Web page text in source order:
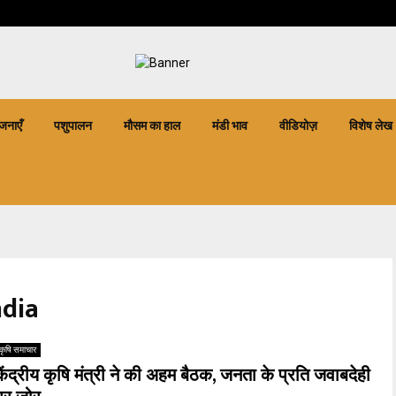
पशुपालन मौसम का हाल मंडी भाव वीडियोज़ विशेष लेख
कृषि समाचार
कृषि मंत्री ने की अहम बैठक, जनता के प्रति जवाबदेही